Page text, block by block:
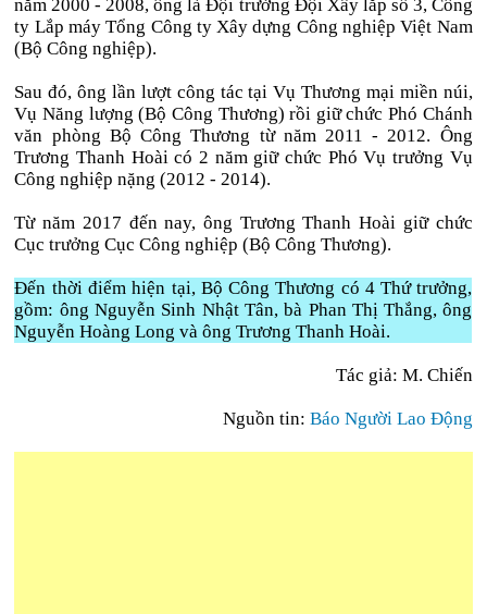
năm 2000 - 2008, ông là Đội trưởng Đội Xây lắp số 3, Công
ty Lắp máy Tổng Công ty Xây dựng Công nghiệp Việt Nam
(Bộ Công nghiệp).
Sau đó, ông lần lượt công tác tại Vụ Thương mại miền núi,
Vụ Năng lượng (Bộ Công Thương) rồi giữ chức Phó Chánh
văn phòng Bộ Công Thương từ năm 2011 - 2012. Ông
Trương Thanh Hoài có 2 năm giữ chức Phó Vụ trưởng Vụ
Công nghiệp nặng (2012 - 2014).
Từ năm 2017 đến nay, ông Trương Thanh Hoài giữ chức
Cục trưởng Cục Công nghiệp (Bộ Công Thương).
Đến thời điểm hiện tại, Bộ Công Thương có 4 Thứ trưởng,
gồm: ông Nguyễn Sinh Nhật Tân, bà Phan Thị Thắng, ông
Nguyễn Hoàng Long và ông Trương Thanh Hoài.
Tác giả: M. Chiến
Nguồn tin: Báo Người Lao Động